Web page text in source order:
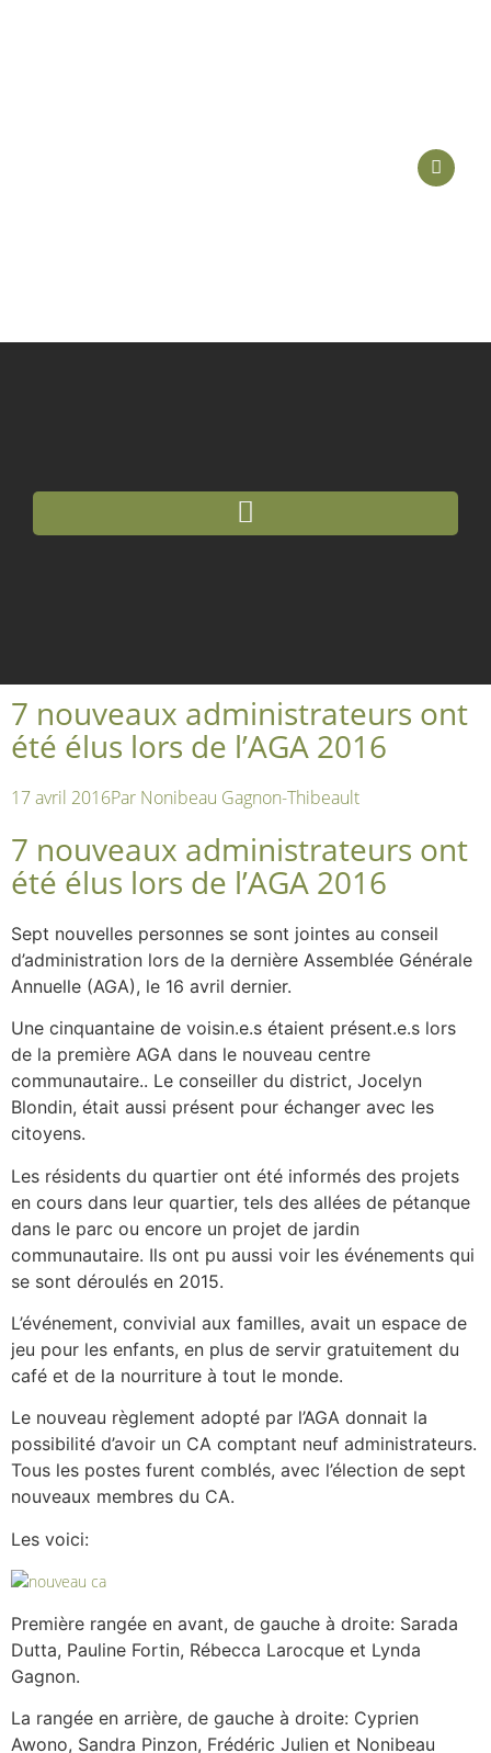
7 nouveaux administrateurs ont
été élus lors de l’AGA 2016
17 avril 2016Par Nonibeau Gagnon-Thibeault
7 nouveaux administrateurs ont
été élus lors de l’AGA 2016
Sept nouvelles personnes se sont jointes au conseil
d’administration lors de la dernière Assemblée Générale
Annuelle (AGA), le 16 avril dernier.
Une cinquantaine de voisin.e.s étaient présent.e.s lors
de la première AGA dans le nouveau centre
communautaire.. Le conseiller du district, Jocelyn
Blondin, était aussi présent pour échanger avec les
citoyens.
Les résidents du quartier ont été informés des projets
en cours dans leur quartier, tels des allées de pétanque
dans le parc ou encore un projet de jardin
communautaire. Ils ont pu aussi voir les événements qui
se sont déroulés en 2015.
L’événement, convivial aux familles, avait un espace de
jeu pour les enfants, en plus de servir gratuitement du
café et de la nourriture à tout le monde.
Le nouveau règlement adopté par l’AGA donnait la
possibilité d’avoir un CA comptant neuf administrateurs.
Tous les postes furent comblés, avec l’élection de sept
nouveaux membres du CA.
Les voici:
Première rangée en avant, de gauche à droite: Sarada
Dutta, Pauline Fortin, Rébecca Larocque et Lynda
Gagnon.
La rangée en arrière, de gauche à droite: Cyprien
Awono, Sandra Pinzon, Frédéric Julien et Nonibeau